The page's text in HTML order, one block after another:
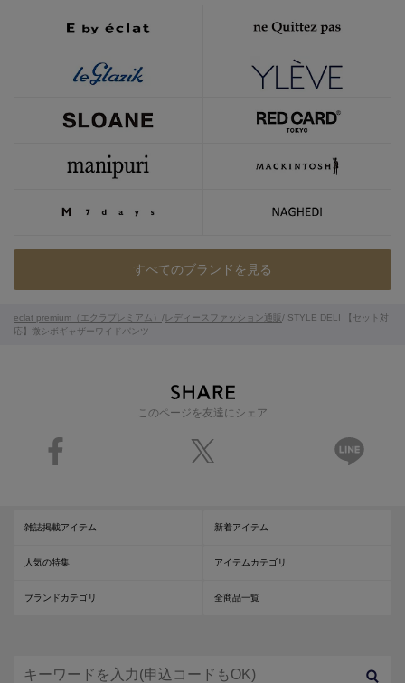
このページを友達にシェア
すべてのブランドを見る
eclat premium（エクラプレミアム） / レディースファッション通販/ STYLE DELI 【セット対
応】微シボギャザーワイドパンツ
雑誌掲載アイテム 新着アイテム
人気の特集 アイテムカテゴリ
ブランドカテゴリ 全商品一覧